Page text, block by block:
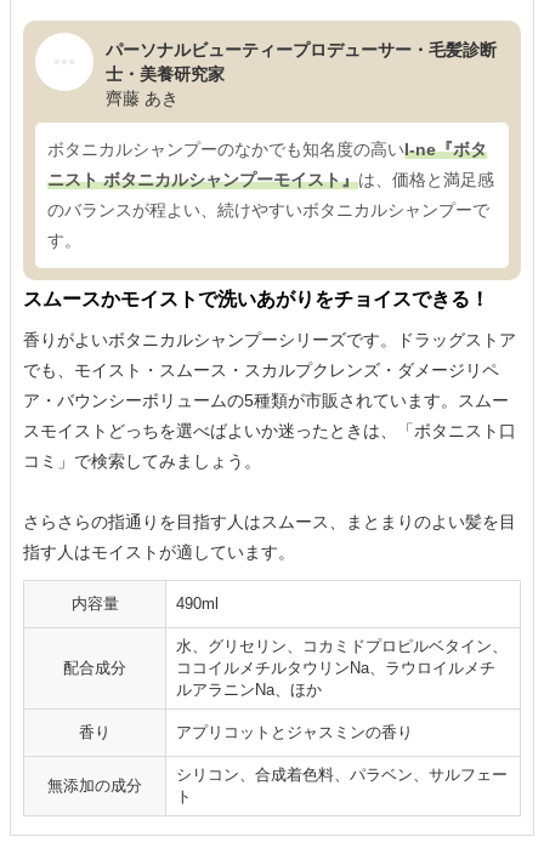
パーソナルビューティープロデューサー・毛髪診断
士・美養研究家
齊藤 あき
ボタニカルシャンプーのなかでも知名度の高いI-ne『ボタ
ニスト ボタニカルシャンプーモイスト』は、価格と満足感
のバランスが程よい、続けやすいボタニカルシャンプーで
す。
スムースかモイストで洗いあがりをチョイスできる！
香りがよいボタニカルシャンプーシリーズです。ドラッグストア
でも、モイスト・スムース・スカルプクレンズ・ダメージリペ
ア・バウンシーボリュームの5種類が市販されています。スムー
スモイストどっちを選べばよいか迷ったときは、「ボタニスト口
コミ」で検索してみましょう。
さらさらの指通りを目指す人はスムース、まとまりのよい髪を目
指す人はモイストが適しています。
内容量 490ml
配合成分
水、グリセリン、コカミドプロピルベタイン、
ココイルメチルタウリンNa、ラウロイルメチ
ルアラニンNa、ほか
香り アプリコットとジャスミンの香り
無添加の成分
シリコン、合成着色料、パラベン、サルフェー
ト